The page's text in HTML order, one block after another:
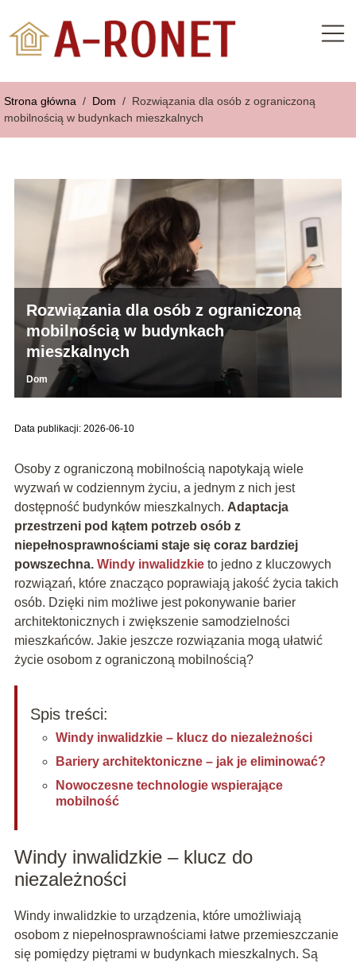
Strona główna / Dom / Rozwiązania dla osób z ograniczoną
mobilnością w budynkach mieszkalnych
Rozwiązania dla osób z ograniczoną
mobilnością w budynkach
mieszkalnych
Dom
Data publikacji: 2026-06-10
Osoby z ograniczoną mobilnością napotykają wiele
wyzwań w codziennym życiu, a jednym z nich jest
dostępność budynków mieszkalnych. Adaptacja
przestrzeni pod kątem potrzeb osób z
niepełnosprawnościami staje się coraz bardziej
powszechna. Windy inwalidzkieto jedno z kluczowych
rozwiązań, które znacząco poprawiają jakość życia takich
osób. Dzięki nim możliwe jest pokonywanie barier
architektonicznych i zwiększenie samodzielności
mieszkańców. Jakie jeszcze rozwiązania mogą ułatwić
życie osobom z ograniczoną mobilnością?
Spis treści:
Windy inwalidzkie – klucz do niezależności
Bariery architektoniczne – jak je eliminować?
Nowoczesne technologie wspierające
mobilność
Windy inwalidzkie – klucz do
niezależności
Windy inwalidzkie to urządzenia, które umożliwiają
osobom z niepełnosprawnościami łatwe przemieszczanie
się pomiędzy piętrami w budynkach mieszkalnych. Są